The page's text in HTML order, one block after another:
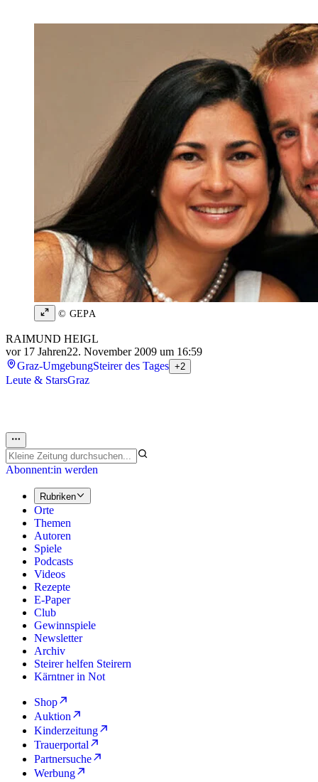
© GEPA
RAIMUND HEIGL
vor 17 Jahren22. November 2009 um 16:59
Graz-UmgebungSteirer des Tages +2
Leute & StarsGraz
Abonnent:in werden
Rubriken
Orte
Themen
Autoren
Spiele
Podcasts
Videos
Rezepte
E-Paper
Club
Gewinnspiele
Newsletter
Archiv
Steirer helfen Steirern
Kärntner in Not
Shop
Auktion
Kinderzeitung
Trauerportal
Partnersuche
Werbung